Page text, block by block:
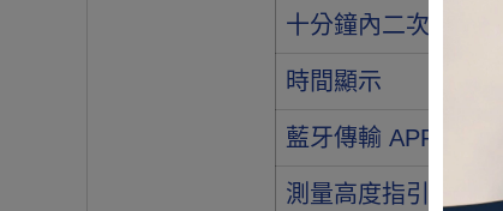
十分鐘內二次平均值
時間顯示
藍牙傳輸 APP管理
測量高度指引功能